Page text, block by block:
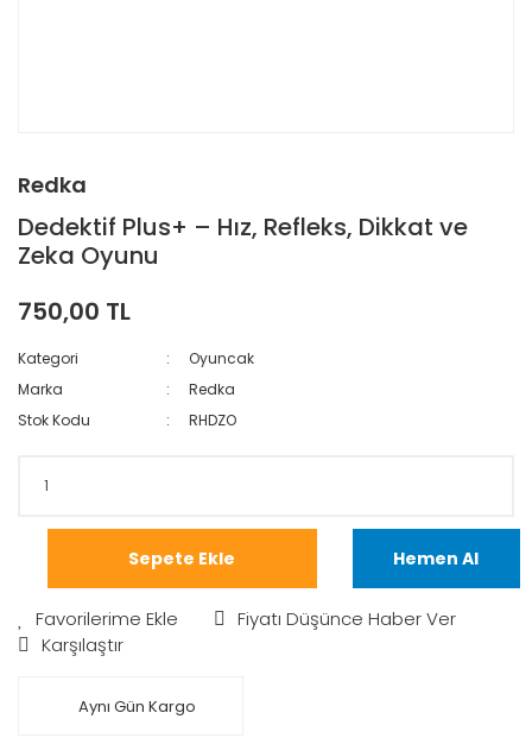
Redka
Dedektif Plus+ – Hız, Refleks, Dikkat ve
Zeka Oyunu
750,00 TL
Kategori
Oyuncak
Marka
Redka
Stok Kodu
RHDZO
Sepete Ekle Hemen Al
Fiyatı Düşünce Haber Ver
Karşılaştır
Aynı Gün Kargo